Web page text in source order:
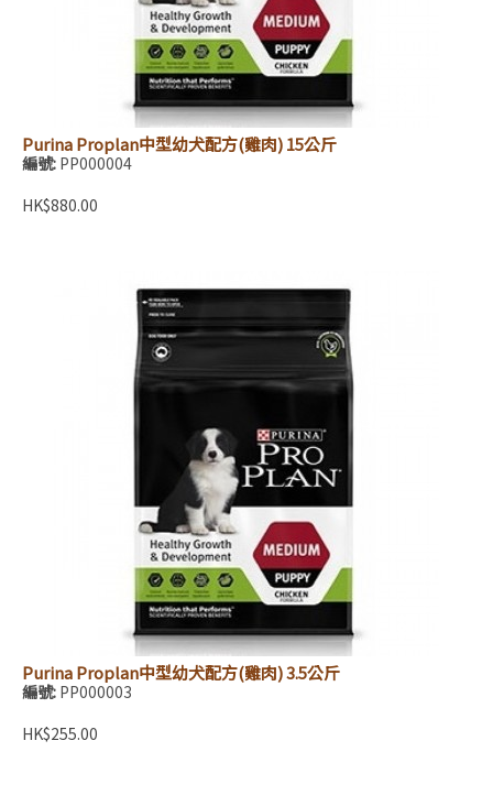
Purina Proplan中型幼犬配方(雞肉) 15公斤
編號: PP000004
HK$880.00
Purina Proplan中型幼犬配方(雞肉) 3.5公斤
編號: PP000003
HK$255.00